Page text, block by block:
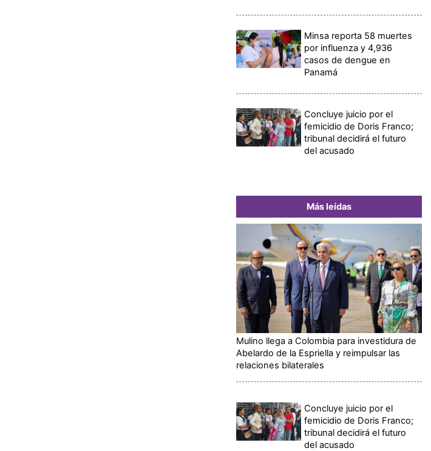
Minsa reporta 58 muertes
por influenza y 4,936
casos de dengue en
Panamá
Concluye juicio por el
femicidio de Doris Franco;
tribunal decidirá el futuro
del acusado
Más leídas
Mulino llega a Colombia para investidura de
Abelardo de la Espriella y reimpulsar las
relaciones bilaterales
Concluye juicio por el
femicidio de Doris Franco;
tribunal decidirá el futuro
del acusado